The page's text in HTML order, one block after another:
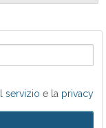
servizio e la privacy